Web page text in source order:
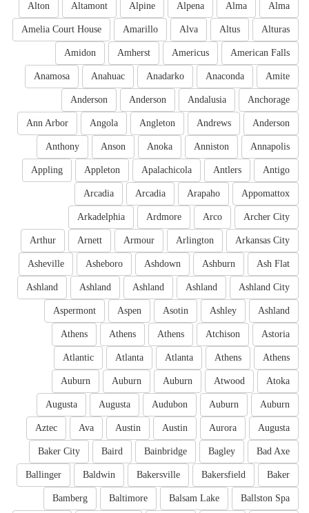
Alma
Alma
Alpena
Alpine
Altamont
Alton
Alturas
Altus
Alva
Amarillo
Amelia Court House
American Falls
Americus
Amherst
Amidon
Amite
Anaconda
Anadarko
Anahuac
Anamosa
Anchorage
Andalusia
Anderson
Anderson
Anderson
Andrews
Angleton
Angola
Ann Arbor
Annapolis
Anniston
Anoka
Anson
Anthony
Antigo
Antlers
Apalachicola
Appleton
Appling
Appomattox
Arapaho
Arcadia
Arcadia
Archer City
Arco
Ardmore
Arkadelphia
Arkansas City
Arlington
Armour
Arnett
Arthur
Ash Flat
Ashburn
Ashdown
Asheboro
Asheville
Ashland City
Ashland
Ashland
Ashland
Ashland
Ashland
Ashley
Asotin
Aspen
Aspermont
Astoria
Atchison
Athens
Athens
Athens
Athens
Athens
Atlanta
Atlanta
Atlantic
Atoka
Atwood
Auburn
Auburn
Auburn
Auburn
Auburn
Audubon
Augusta
Augusta
Augusta
Aurora
Austin
Austin
Ava
Aztec
Bad Axe
Bagley
Bainbridge
Baird
Baker City
Baker
Bakersfield
Bakersville
Baldwin
Ballinger
Ballston Spa
Balsam Lake
Baltimore
Bamberg